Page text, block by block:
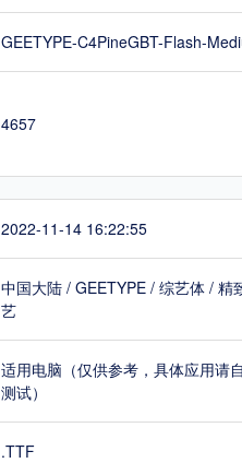
GEETYPE-C4PineGBT-Flash-
4657
2022-11-14 16:22:55
中国大陆 / GEETYPE / 综艺体 / 精
艺
适用电脑（仅供参考，具体应用请
测试）
.TTF